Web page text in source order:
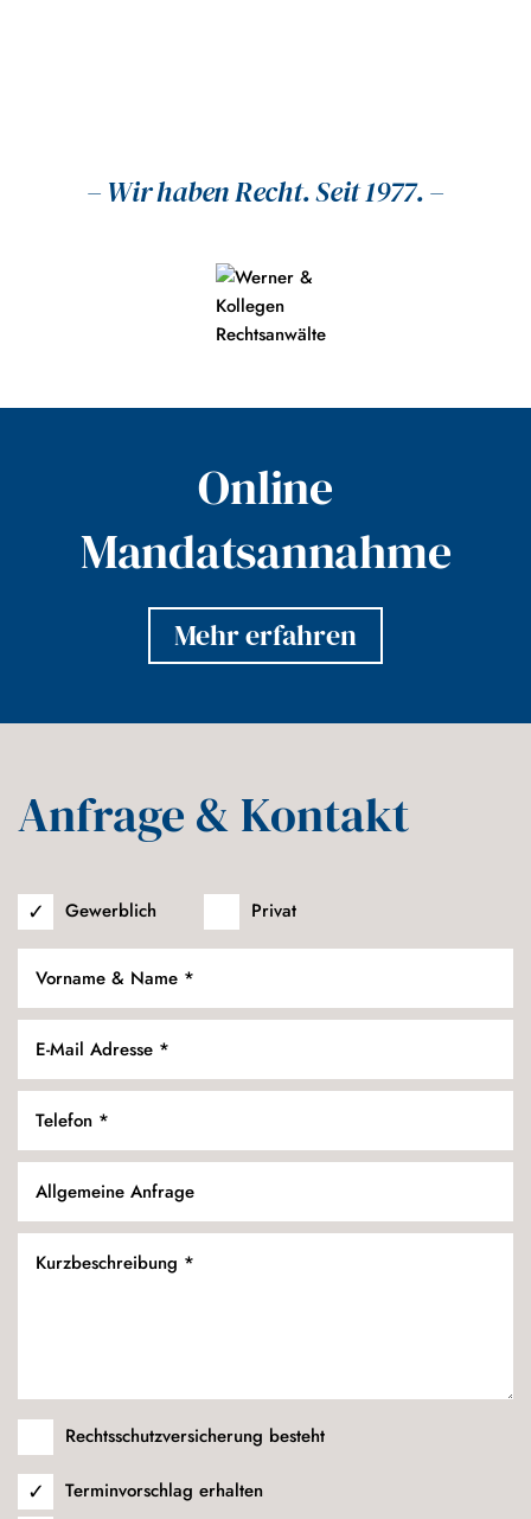
Zurück
– Wir haben Recht. Seit 1977. –
Online
Mandatsannahme
Mehr erfahren
Anfrage & Kontakt
Gewerblich Privat
Rechtsschutzversicherung besteht
Terminvorschlag erhalten